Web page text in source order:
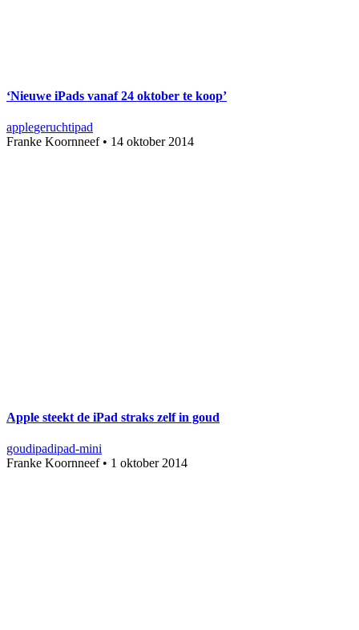
‘Nieuwe iPads vanaf 24 oktober te koop’
applegeruchtipad
Franke Koornneef• 14 oktober 2014
Apple steekt de iPad straks zelf in goud
goudipadipad-mini
Franke Koornneef• 1 oktober 2014